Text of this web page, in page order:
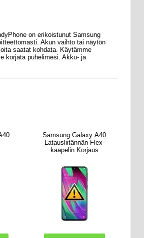
on erikoistunut Samsung
Akun vaihto tai näytön
saatat kohdata. Käytämme
korjata puhelimesi. Akku- ja
Samsung Galaxy A40
Latausliitännän Flex-
kaapelin Korjaus